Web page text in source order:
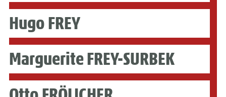
Hugo FREY
Marguerite FREY-SURBEK